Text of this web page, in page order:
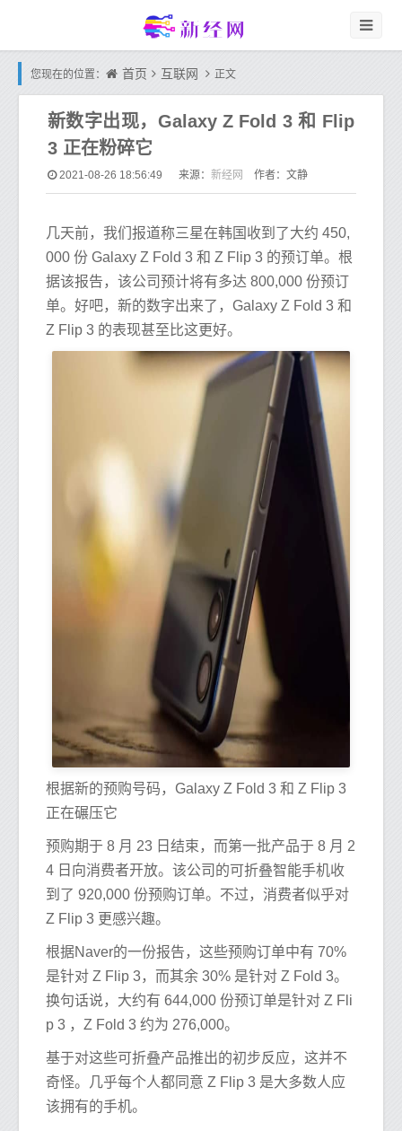
您现在的位置： 首页 互联网 正文
新数字出现，Galaxy Z Fold 3 和 Flip
3 正在粉碎它
2021-08-26 18:56:49 来源： 新经网 作者：文静
几天前，我们报道称三星在韩国收到了大约 450,
000 份 Galaxy Z Fold 3 和 Z Flip 3 的预订单。根
据该报告，该公司预计将有多达 800,000 份预订
单。好吧，新的数字出来了，Galaxy Z Fold 3 和
Z Flip 3 的表现甚至比这更好。
根据新的预购号码，Galaxy Z Fold 3 和 Z Flip 3
正在碾压它
预购期于 8 月 23 日结束，而第一批产品于 8 月 2
4 日向消费者开放。该公司的可折叠智能手机收
到了 920,000 份预购订单。不过，消费者似乎对
Z Flip 3 更感兴趣。
根据Naver的一份报告，这些预购订单中有 70%
是针对 Z Flip 3，而其余 30% 是针对 Z Fold 3。
换句话说，大约有 644,000 份预订单是针对 Z Fli
p 3 ，Z Fold 3 约为 276,000。
基于对这些可折叠产品推出的初步反应，这并不
奇怪。几乎每个人都同意 Z Flip 3 是大多数人应
该拥有的手机。